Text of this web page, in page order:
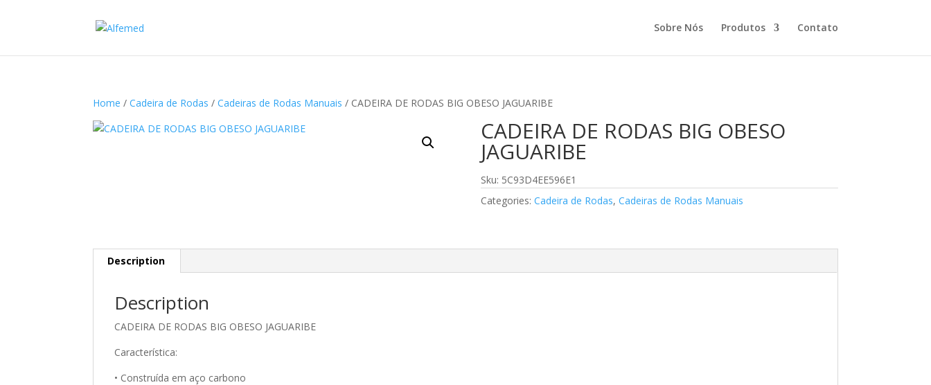
Sobre Nós Produtos Contato
Home /Cadeira de Rodas /Cadeiras de Rodas Manuais / CADEIRA DE RODAS BIG OBESO JAGUARIBE
CADEIRA DE RODAS BIG OBESO
JAGUARIBE
Sku: 5C93D4EE596E1
Categories: Cadeira de Rodas, Cadeiras de Rodas Manuais
Description
Description
CADEIRA DE RODAS BIG OBESO JAGUARIBE
Característica:
• Construída em aço carbono